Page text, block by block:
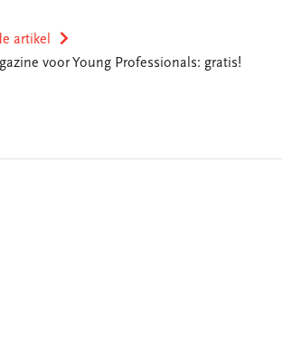
artikel
voor Young Professionals: gratis!